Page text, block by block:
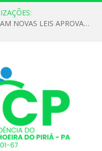
DECLARAMOS QUE NÃO HOUVERAM NOVAS LEIS APROVADAS ATÉ O MOMENTO PARA O INSTITUTO DE PREVIDÊNCIA NO ANO DE 2026